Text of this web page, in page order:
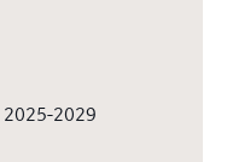
2025-2029